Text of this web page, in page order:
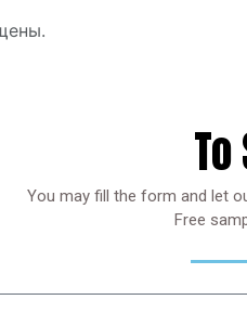
You may fill the form and let
Free